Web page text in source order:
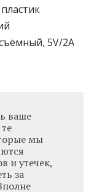
5V/2A
ваше
мы
и утечек,
за